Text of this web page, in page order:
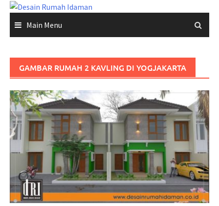
Skip
content Main Menu
GAMBAR RUMAH 2 KAVLING DI YOGJAKARTA